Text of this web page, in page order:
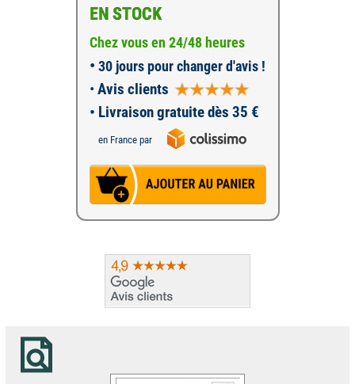
EN STOCK
Chez vous en 24/48 heures
• 30 jours pour changer d'avis !
• Avis clients
• Livraison gratuite dès 35 €
en France par